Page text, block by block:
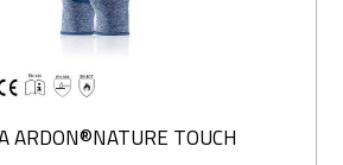
ARDON®NATURE TOUCH